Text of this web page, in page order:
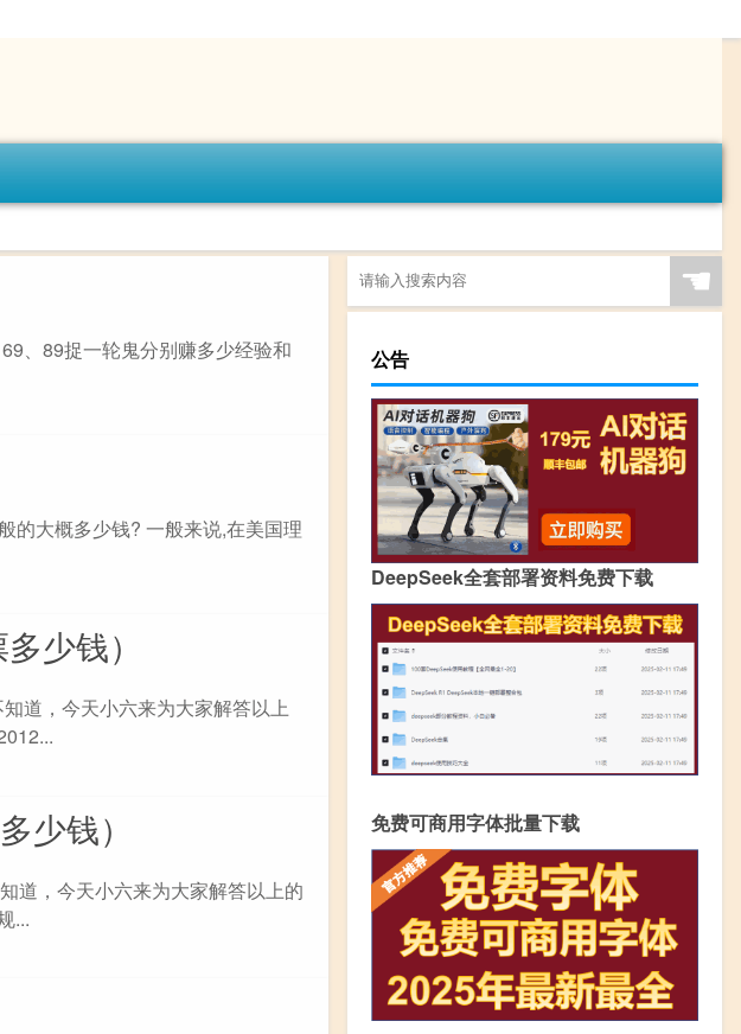
、89捉一轮鬼分别赚多少经验和
的大概多少钱? 一般来说,在美国理
少钱）
道，今天小六来为大家解答以上
少钱）
道，今天小六来为大家解答以上的
...
☚
公告
DeepSeek全套部署资料免费下载
免费可商用字体批量下载